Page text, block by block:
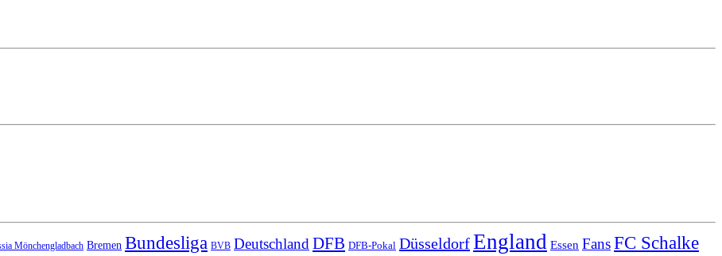
Mönchengladbach Bremen Bundesliga BVB Deutschland DFB DFB-Pokal DüsseldorfEngland Essen FansFC Schalke